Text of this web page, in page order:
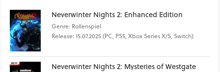
Neverwinter Nights 2: Enhanced Edition
Genre: Rollenspiel
Release: 15.07.2025 (PC, PS5, Xbox Series X/S, Switch)
Neverwinter Nights 2: Mysteries of Westgate